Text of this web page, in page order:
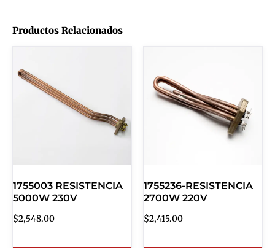
Productos Relacionados
1755003 RESISTENCIA
5000W 230V
$2,548.00
1755236-RESISTENCIA
2700W 220V
$2,415.00